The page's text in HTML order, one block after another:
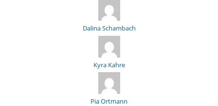
Dalina Schambach
Kyra Kahre
Pia Ortmann